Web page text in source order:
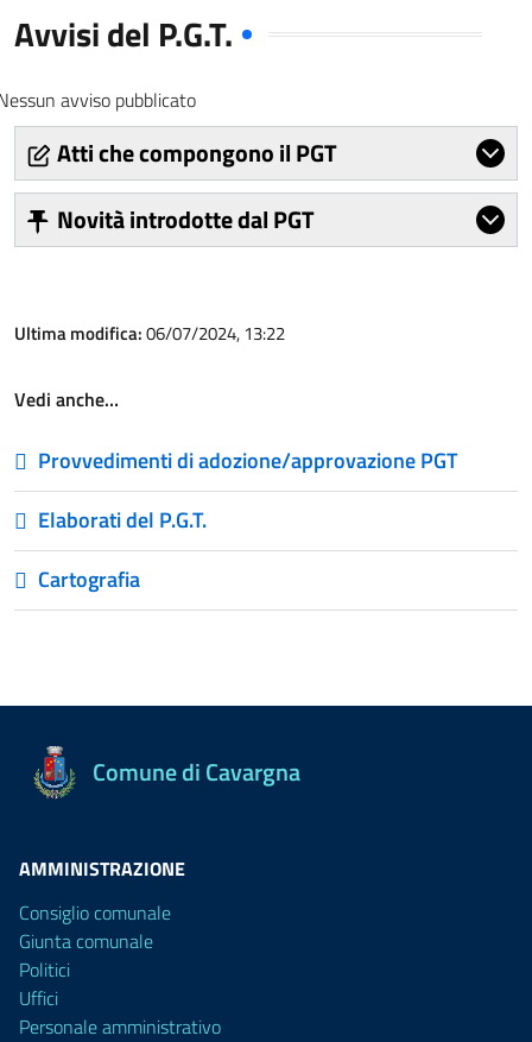
Avvisi del P.G.T.
avviso pubblicato
Atti che compongono il PGT
Novità introdotte dal PGT
Ultima modifica:06/07/2024, 13:22
Vedi anche…
Provvedimenti di adozione/approvazione PGT
Elaborati del P.G.T.
Cartografia
Comune di Cavargna
AMMINISTRAZIONE
Consiglio comunale
Giunta comunale
Politici
Uffici
Personale amministrativo